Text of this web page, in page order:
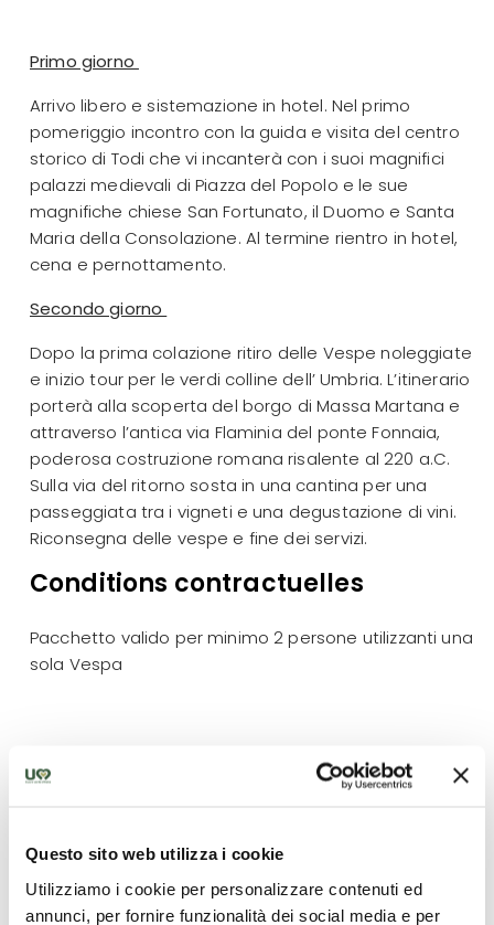
Questo sito web utilizza i cookie
Utilizziamo i cookie per personalizzare contenuti ed
annunci, per fornire funzionalità dei social media e per
Primo giorno
Arrivo libero e sistemazione in hotel. Nel primo
pomeriggio incontro con la guida e visita del centro
storico di Todi che vi incanterà con i suoi magnifici
palazzi medievali di Piazza del Popolo e le sue
magnifiche chiese San Fortunato, il Duomo e Santa
Maria della Consolazione. Al termine rientro in hotel,
cena e pernottamento.
Secondo giorno
Dopo la prima colazione ritiro delle Vespe noleggiate
e inizio tour per le verdi colline dell’ Umbria. L’itinerario
porterà alla scoperta del borgo di Massa Martana e
attraverso l’antica via Flaminia del ponte Fonnaia,
poderosa costruzione romana risalente al 220 a.C.
Sulla via del ritorno sosta in una cantina per una
passeggiata tra i vigneti e una degustazione di vini.
Riconsegna delle vespe e fine dei servizi.
Conditions contractuelles
Pacchetto valido per minimo 2 persone utilizzanti una
sola Vespa
Ce qui est inclus
durata di 2 ore (con guida locale autorizzata dalla